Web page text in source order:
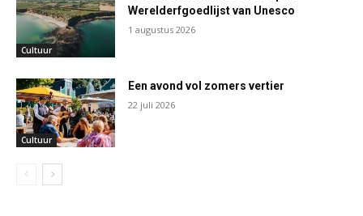
Cultuur
Werelderfgoedlijst van Unesco
1 augustus 2026
Cultuur
Een avond vol zomers vertier
22 juli 2026